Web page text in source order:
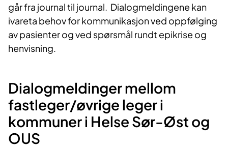
går fra journal til journal. Dialogmeldingene kan
ivareta behov for kommunikasjon ved oppfølging
av pasienter og ved spørsmål rundt epikrise og
henvisning.
Dialo​gmeldinger mellom
fastleger/øvrige leger i
kommuner i Helse Sør-Øst og
OUS